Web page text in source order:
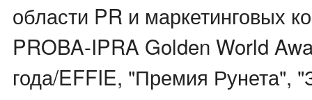
области PR и маркетинговых
PROBA-IPRA Golden World
года/EFFIE, "Премия Рунета",